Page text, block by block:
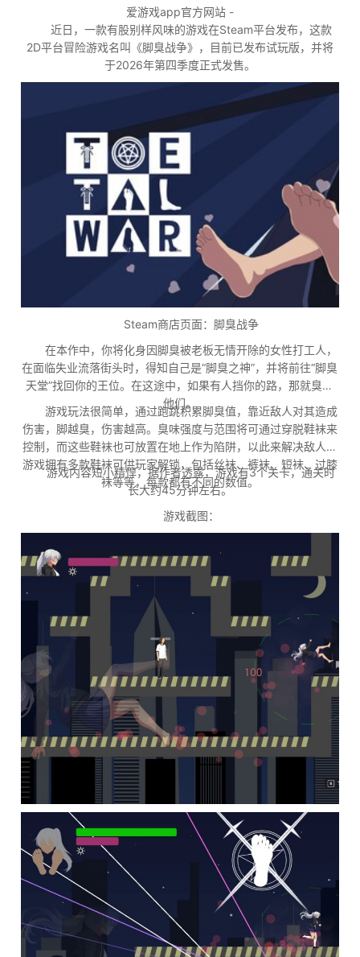
爱游戏app官方网站 -
近日，一款有股别样风味的游戏在Steam平台发布，这款
2D平台冒险游戏名叫《脚臭战争》，目前已发布试玩版，并将
于2026年第四季度正式发售。
Steam商店页面：脚臭战争
在本作中，你将化身因脚臭被老板无情开除的女性打工人，
在面临失业流落街头时，得知自己是“脚臭之神”，并将前往“脚臭
天堂”找回你的王位。在这途中，如果有人挡你的路，那就臭死
他们。
游戏玩法很简单，通过跑跳积累脚臭值，靠近敌人对其造成
伤害，脚越臭，伤害越高。臭味强度与范围将可通过穿脱鞋袜来
控制，而这些鞋袜也可放置在地上作为陷阱，以此来解决敌人。
游戏拥有多款鞋袜可供玩家解锁，包括丝袜、裤袜、短袜、过膝
袜等等，每款都有不同的数值。
游戏内容短小精悍，据作者透露，游戏有3个关卡，通关时
长大约45分钟左右。
游戏截图：